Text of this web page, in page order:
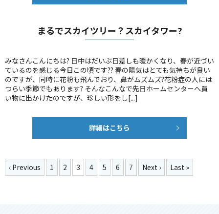
まるでスカイツリー？スカイタワー?
みなさんこんにちは? 日中はだいぶ日差しも暖かくなり、春が近づい
ているのを感じる今日この頃です?? 春の陽気はとても気持ちが良い
のですが、同時に花粉も飛んでおり、鼻がムズムズ?花粉症の人には
つらい季節でもあります? そんなこんなで先日ホームセンターへ買
い物に出かけたのですが、珍しい形をし[...]
詳細はこちら
‹ Previous 1 2 3 4 5 6 7 Next › Last »